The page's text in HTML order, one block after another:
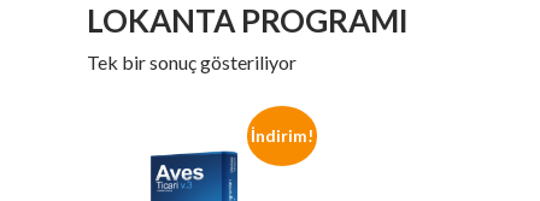
LOKANTA PROGRAMI
Tek bir sonuç gösteriliyor
İndirim!